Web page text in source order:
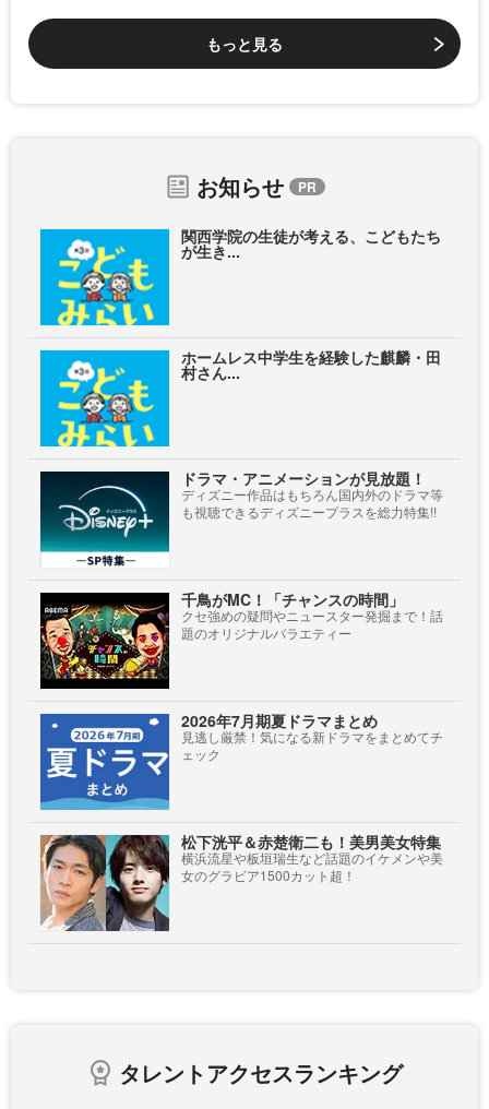
もっと見る
お知らせ
関西学院の生徒が考える、こどもたち
が生き...
ホームレス中学生を経験した麒麟・田
村さん...
ドラマ・アニメーションが見放題！
ディズニー作品はもちろん国内外のドラマ等
も視聴できるディズニープラスを総力特集!!
千鳥がMC！「チャンスの時間」
クセ強めの疑問やニュースター発掘まで！話
題のオリジナルバラエティー
2026年7月期夏ドラマまとめ
見逃し厳禁！気になる新ドラマをまとめてチ
ェック
松下洸平＆赤楚衛二も！美男美女特集
横浜流星や板垣瑞生など話題のイケメンや美
女のグラビア1500カット超！
タレントアクセスランキング